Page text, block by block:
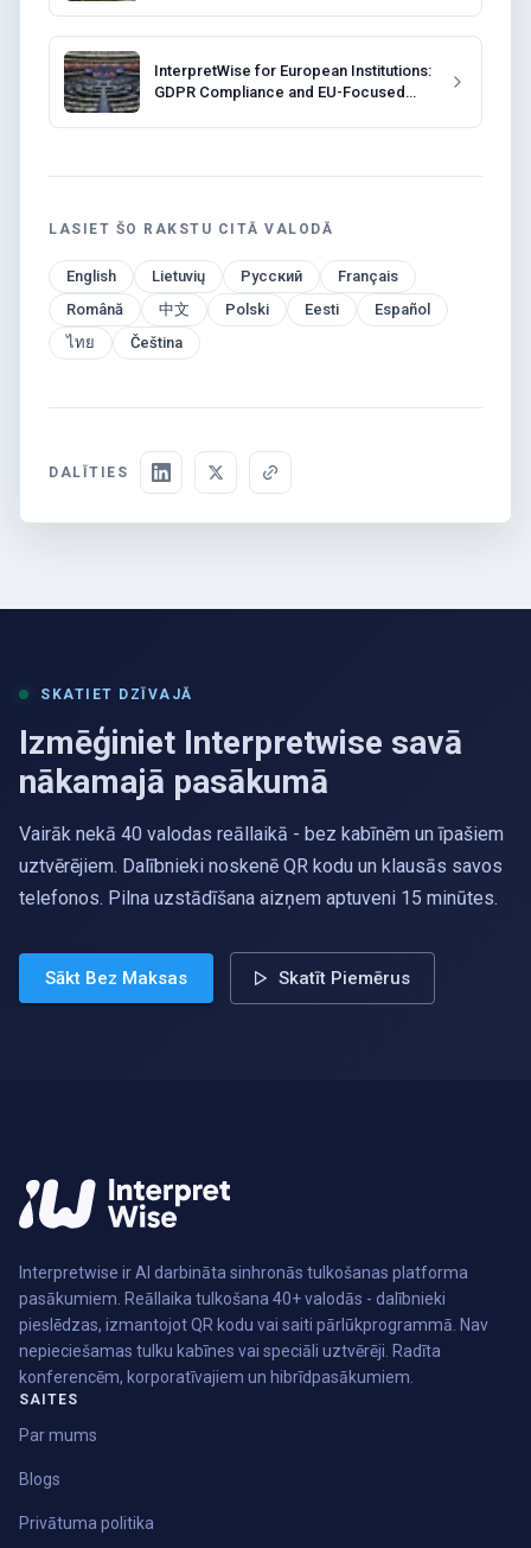
InterpretWise for European Institutions:
GDPR Compliance and EU-Focused
LASIET ŠO RAKSTU CITĀ VALODĀ
English Lietuvių Русский
Français
Română
中文 Polski Eesti
Español
ไทย
Čeština
DALĪTIES
SKATIET DZĪVAJĀ
Izmēģiniet Interpretwise savā
nākamajā pasākumā
Vairāk nekā 40 valodas reāllaikā - bez kabīnēm un īpašiem
uztvērējiem. Dalībnieki noskenē QR kodu un klausās savos
telefonos. Pilna uzstādīšana aizņem aptuveni 15 minūtes.
Sākt Bez Maksas Skatīt Piemērus
Interpretwise ir AI darbināta sinhronās tulkošanas platforma
pasākumiem. Reāllaika tulkošana 40+ valodās - dalībnieki
pieslēdzas, izmantojot QR kodu vai saiti pārlūkprogrammā. Nav
nepieciešamas tulku kabīnes vai speciāli uztvērēji. Radīta
konferencēm, korporatīvajiem un hibrīdpasākumiem.
SAITES
Par mums
Blogs
Privātuma politika